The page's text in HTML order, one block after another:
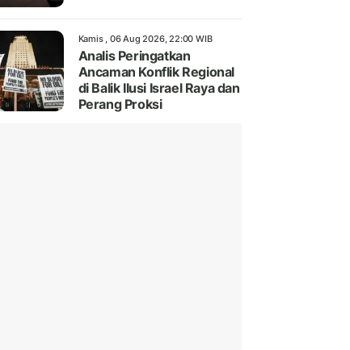
Kamis , 06 Aug 2026, 22:00 WIB
Analis Peringatkan
Ancaman Konflik Regional
di Balik Ilusi Israel Raya dan
Perang Proksi